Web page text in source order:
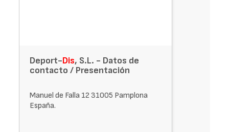
Deport-Dis, S.L. - Datos de
contacto / Presentación
Manuel de Falla 12 31005 Pamplona
España.